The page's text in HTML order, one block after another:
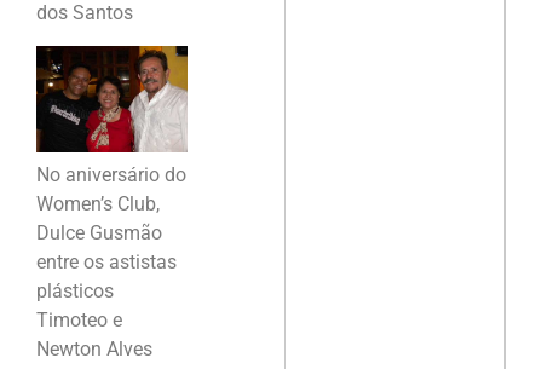
dos Santos
No aniversário do
Women’s Club,
Dulce Gusmão
entre os astistas
plásticos
Timoteo e
Newton Alves